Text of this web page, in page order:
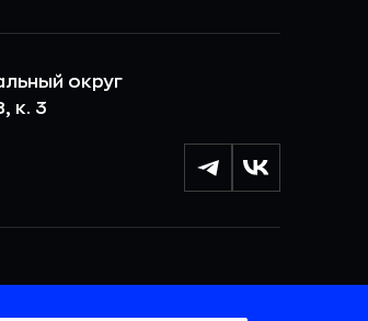
округ
к. 3
вы не хотите, чтобы ваши